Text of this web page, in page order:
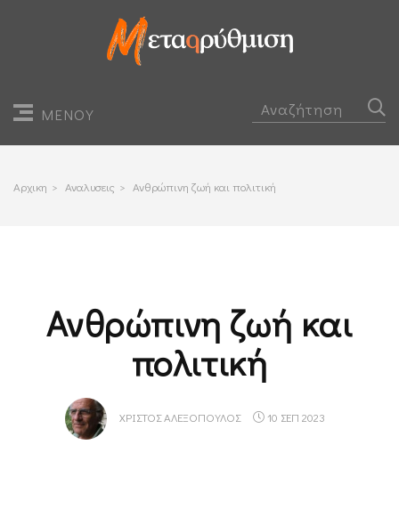
ΜΕΝΟΥ
Αρχικη > Αναλυσεις > Ανθρώπινη ζωή και πολιτική
Ανθρώπινη ζωή και
πολιτική
ΧΡΊΣΤΟΣ ΑΛΕΞΌΠΟΥΛΟΣ 10 ΣΕΠ 2023